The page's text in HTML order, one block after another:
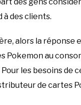
à des clients.
alors la réponse
Pokemon au
les besoins de
de cartes